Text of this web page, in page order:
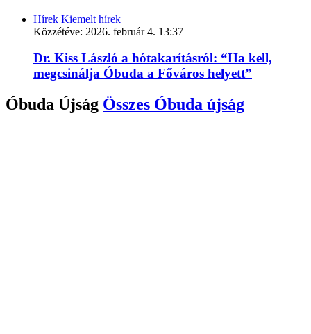
Hírek Kiemelt hírek
Közzétéve: 2026. február 4. 13:37
Dr. Kiss László a hótakarításról: “Ha kell,
megcsinálja Óbuda a Főváros helyett”
Óbuda Újság Összes Óbuda újság